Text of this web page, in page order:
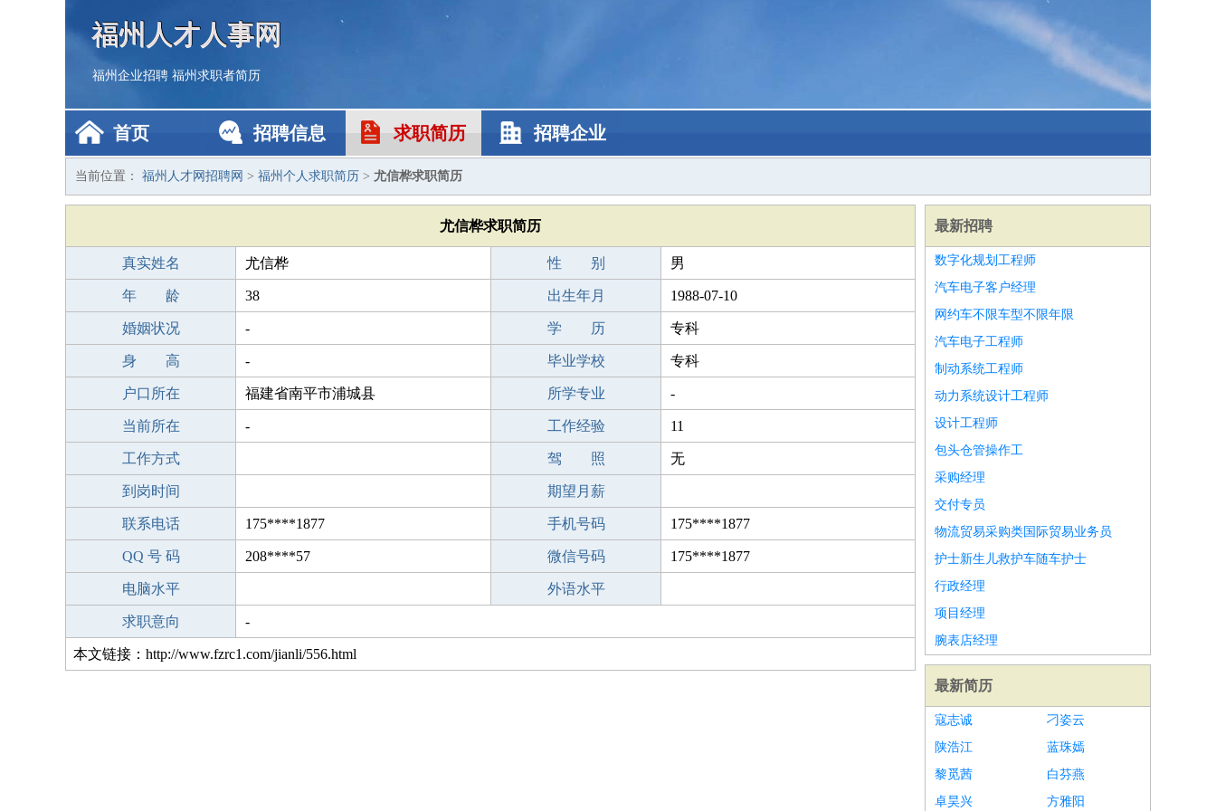
福州人才人事网
福州企业招聘 福州求职者简历
首页 招聘信息 求职简历 招聘企业
当前位置： 福州人才网招聘网 > 福州个人求职简历 > 尤信桦求职简历
尤信桦求职简历
真实姓名 尤信桦 性 别 男
年 龄 38 出生年月 1988-07-10
婚姻状况 - 学 历 专科
身 高 - 毕业学校 专科
户口所在 福建省南平市浦城县 所学专业 -
当前所在 - 工作经验 11
工作方式 驾 照 无
到岗时间 期望月薪
联系电话 175****1877 手机号码 175****1877
QQ 号 码 208****57 微信号码 175****1877
电脑水平 外语水平
求职意向 -
本文链接：http://www.fzrc1.com/jianli/556.html
最新招聘
数字化规划工程师
汽车电子客户经理
网约车不限车型不限年限
汽车电子工程师
制动系统工程师
动力系统设计工程师
设计工程师
包头仓管操作工
采购经理
交付专员
物流贸易采购类国际贸易业务员
护士新生儿救护车随车护士
行政经理
项目经理
腕表店经理
最新简历
寇志诚
刁姿云
陕浩江
蓝珠嫣
黎觅茜
白芬燕
卓昊兴
方雅阳